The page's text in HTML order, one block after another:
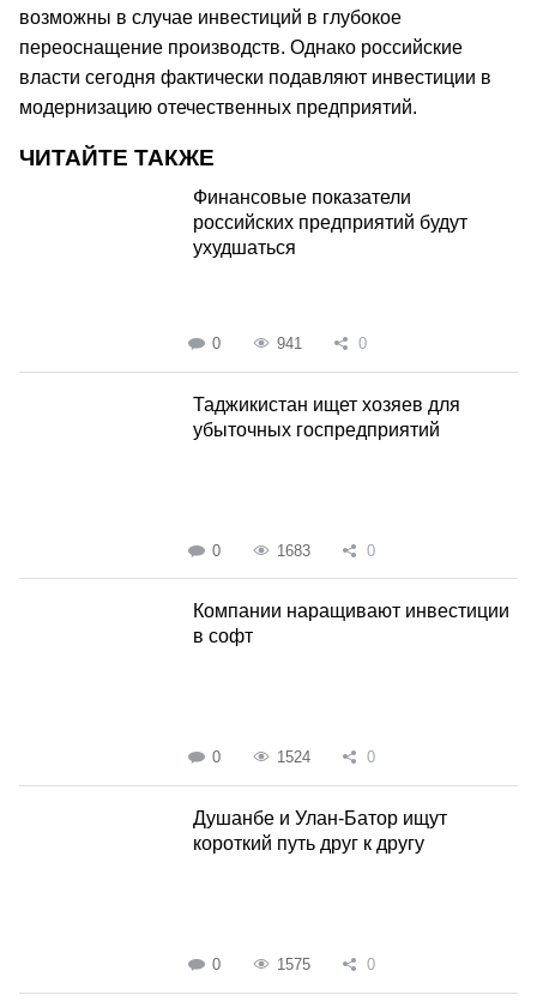
возможны в случае инвестиций в глубокое
переоснащение производств. Однако российские
власти сегодня фактически подавляют инвестиции в
модернизацию отечественных предприятий.
ЧИТАЙТЕ ТАКЖЕ
Финансовые показатели
российских предприятий будут
ухудшаться
0 941 0
Таджикистан ищет хозяев для
убыточных госпредприятий
0 1683 0
Компании наращивают инвестиции
в софт
0 1524 0
Душанбе и Улан-Батор ищут
короткий путь друг к другу
0 1575 0